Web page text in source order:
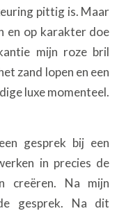
pittig is. Maar
en op karakter doe
mijn roze bril
zand lopen en een
luxe momenteel.
gesprek bij een
in precies de
creëren. Na mijn
gesprek. Na dit